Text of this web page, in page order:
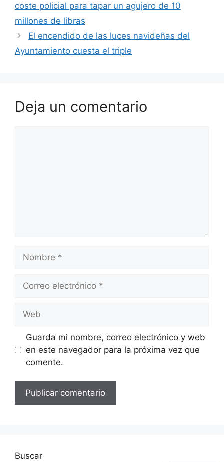
coste policial para tapar un agujero de 10
millones de libras
El encendido de las luces navideñas del
Ayuntamiento cuesta el triple
Deja un comentario
electrónico
Guarda mi nombre, correo electrónico y web
en este navegador para la próxima vez que
comente.
Buscar